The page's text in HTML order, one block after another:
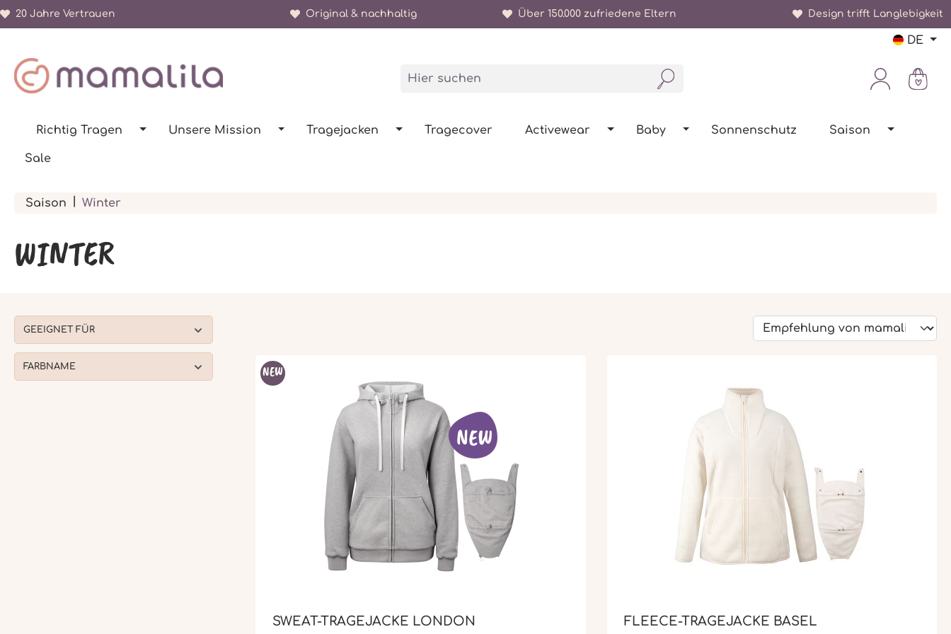
Zur Hauptnavigation springen
20 Jahre Vertrauen Original & nachhaltig Über 150.000 zufriedene Eltern Design trifft Langlebigkeit
DE
Richtig Tragen Unsere Mission Tragejacken Tragecover Activewear Baby Sonnenschutz Saison
Sale
Saison Winter
WINTER
GEEIGNET FÜR
FARBNAME NEW
SWEAT-TRAGEJACKE LONDON FLEECE-TRAGEJACKE BASEL